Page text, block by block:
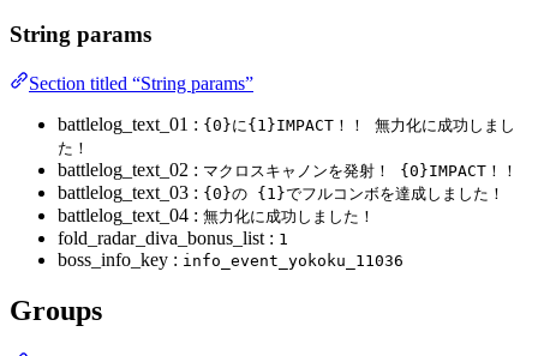
String params
Section titled “String params”
battlelog_text_01 : {0}に{1}IMPACT！！ 無力化に成功しまし
た！
battlelog_text_02 : マクロスキャノンを発射！ {0}IMPACT！！
battlelog_text_03 : {0}の {1}でフルコンボを達成しました！
battlelog_text_04 : 無力化に成功しました！
fold_radar_diva_bonus_list : 1
boss_info_key : info_event_yokoku_11036
Groups